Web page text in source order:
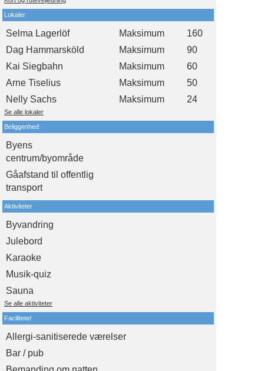
Lokaler
Selma Lagerlöf Maksimum
160
Dag Hammarsköld
Maksimum
90
Kai Siegbahn
Maksimum
60
Arne Tiselius
Maksimum
50
Nelly Sachs
Maksimum 24
Se alle lokaler
Beliggenhed
Byens
centrum/byområde
Gåafstand til offentlig
transport
Aktiviteter
Byvandring
Julebord
Karaoke
Musik-quiz
Sauna
Se alle aktiviteter
Faciliteter
Allergi-sanitiserede værelser
Bar / pub